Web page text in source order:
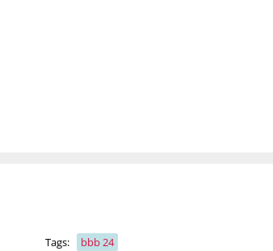
Tags: bbb 24